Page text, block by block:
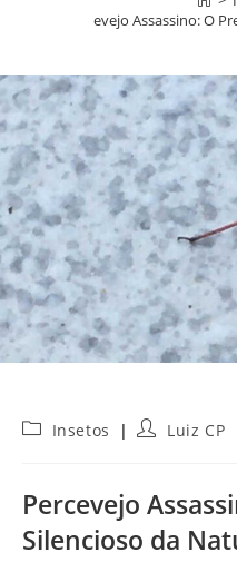
Percevejo Assassino: O
Categoria
Insetos
AutorLuiz CP
Percevejo
Silencioso da